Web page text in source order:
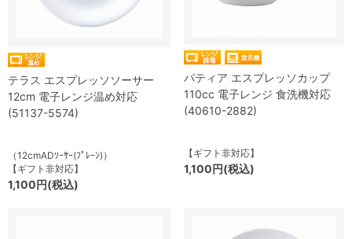
テラス エスプレッソソーサー
12cm 電子レンジ温め対応
(51137-5574)
（12cmADｿｰｻｰ(ﾌﾟﾚｰﾝ)）
【ギフト非対応】
1,100円(税込)
パティア エスプレッソカップ
110cc 電子レンジ 食洗機対応
(40610-2882)
【ギフト非対応】
1,100円(税込)